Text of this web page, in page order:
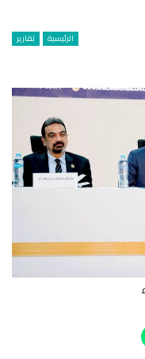
الرئيسية تقارير